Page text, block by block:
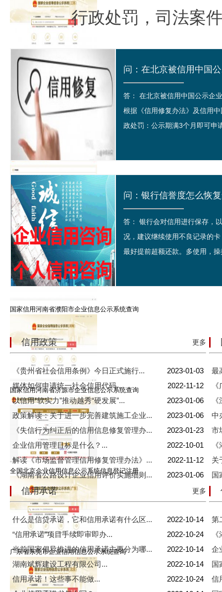
江苏常州市企业信用信息公示系统查询
全国山西企业信用信息公示系统信息登记注册
国家企业信用信息公示系统公示榜
国家信用河南省濮阳市企业信息公示系统查询
国家信用河南省济源市企业信息公示系统查询
全国北京企业信用信息公示系统信息登记注册
广东省东莞市企业信用信息公示系统查询
行政处罚，司法案
答： 在北京被信用中国公示企
根据《信用修复办法》及信用
政处罚：公示期满3个月即可申
问：银行信誉度怎么恢
答： 银行会对信用进行保存，
况，建议继续使用不良记录的
最好提前超额还款。多使用，
信用政策 更多
《贵州省社会信用条例》今日正式施行...
2023-01-03
媒体如何申请统一社会信用代码...
2022-11-12
以信用“软实力”推动越秀“硬发展”...
2023-01-06
政策解读：关于进一步完善建筑施工企业...
2023-01-06
《失信行为纠正后的信用信息修复管理办...
2023-01-23
企业信用管理目标是什么？...
2022-10-01
解读《市场监督管理信用修复管理办法》...
2022-11-12
《湖南省公路设计企业信用评价实施细则...
2023-01-06
最
中
市
关
国
信用承诺 更多
什么是信贷承诺，它和信用承诺有什么区...
2022-10-14
“信用承诺”项目手续即审即办...
2022-10-24
当前国家倡导推进的信用承诺主要分为哪...
2022-10-14
湖南斌辉建设工程有限公司...
2022-10-14
信用承诺！这些事不能做...
2022-10-24
第
企
国
信